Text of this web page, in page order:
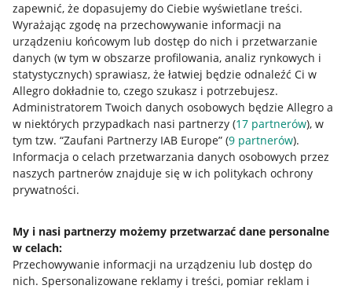
zapewnić, że dopasujemy do Ciebie wyświetlane treści.
Wyrażając zgodę na przechowywanie informacji na
urządzeniu końcowym lub dostęp do nich i przetwarzanie
danych (w tym w obszarze profilowania, analiz rynkowych i
statystycznych) sprawiasz, że łatwiej będzie odnaleźć Ci w
Allegro dokładnie to, czego szukasz i potrzebujesz.
Administratorem Twoich danych osobowych będzie Allegro a
w niektórych przypadkach nasi partnerzy (17 partnerów), w
tym tzw. “Zaufani Partnerzy IAB Europe” (9 partnerów).
Informacja o celach przetwarzania danych osobowych przez
naszych partnerów znajduje się w ich politykach ochrony
prywatności.
My i nasi partnerzy możemy przetwarzać dane personalne
w celach:
Przechowywanie informacji na urządzeniu lub dostęp do
nich. Spersonalizowane reklamy i treści, pomiar reklam i
Przydatne informacje
Jak to działa
Allegro Gadane dla sprzedających
Allegro Gadane dla kupujących